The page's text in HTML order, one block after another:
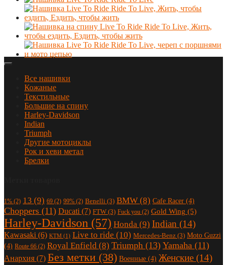
Все нашивки
Кожаные
Текстильные
Большие на спину
Harley-Davidson
Indian
Triumph
Другие мотоциклы
Рок и хеви метал
Брелки
1% (2) 13 (9) 69 (2) 99% (2) Benelli (3) BMW (8) Cafe Racer (4)
Choppers (11) Ducati (7) FTW (3) Fuck you (2) Gold Wing (5)
Harley-Davidson (57) Honda (9) Indian (14)
Kawasaki (6) KTM (1) Live to ride (10) Mercedes-Benz (3) Moto Guzzi
(4) Route 66 (2) Royal Enfield (8) Triumph (13) Yamaha (11)
Анархия (7) Без метки (38) Военные (4) Женские (14)